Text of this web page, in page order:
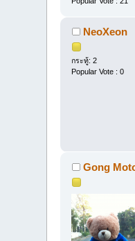
NeoXeon
กระทู้: 2
Popular Vote : 0
Gong